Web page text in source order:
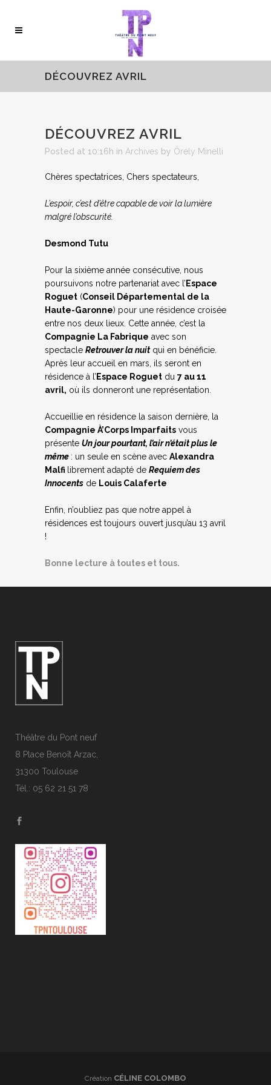
DÉCOUVREZ AVRIL
DÉCOUVREZ AVRIL
Posted at 10:16h in Archives by Ôrély Minelli
Chères spectatrices, Chers spectateurs,
L’espoir, c’est d’être capable de voir la lumière
malgré l’obscurité.
Desmond Tutu
Pour la sixième année consécutive, nous
poursuivons notre partenariat avec l’ Espace
Roguet (Conseil Départemental de la
Haute-Garonne) pour une résidence croisée
entre nos deux lieux. Cette année, c’est la
Compagnie La Fabrique avec son
spectacle Retrouver la nuitqui en bénéficie.
Après leur accueil en mars, ils seront en
résidence à l’ Espace Roguet du 7 au 11
avril, où ils donneront une représentation.
Accueillie en résidence la saison dernière, la
Compagnie À’Corps Imparfaits vous
présente Un jour pourtant, l’air n’était plus le
même : un seule en scène avec Alexandra
Malfi librement adapté de Requiem des
Innocents de Louis Calaferte
Enfin, n’oubliez pas que notre appel à
résidences est toujours ouvert jusqu’au 13 avril
!
Bonne lecture à toutes et tous.
Théâtre du Pont neuf
8 Place Benoît Arzac,
31300 Toulouse
Tél.: 05 62 21 51 78
Création CÉLINE COLOMBO